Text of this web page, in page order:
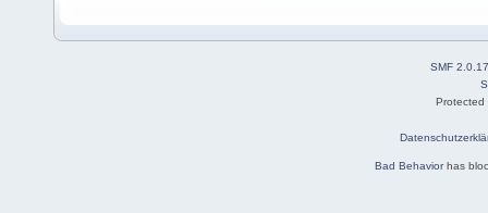
SMF 2.0.17
Bad Behaviorhas